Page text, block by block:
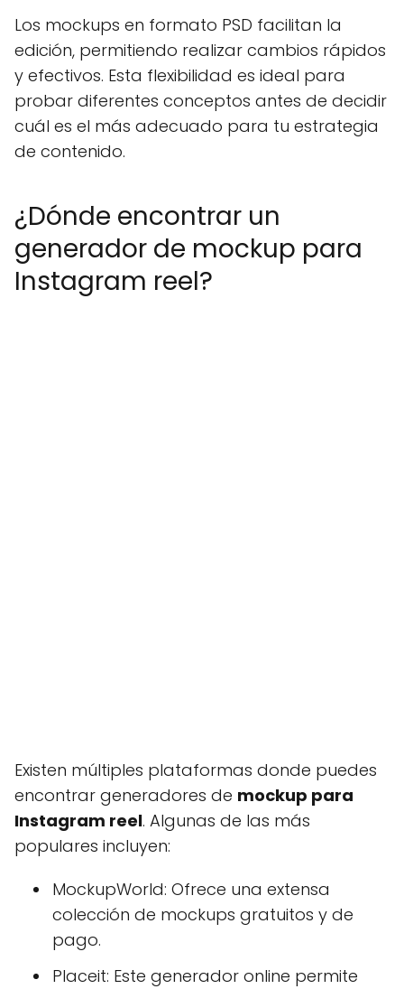
Los mockups en formato PSD facilitan la
edición, permitiendo realizar cambios rápidos
y efectivos. Esta flexibilidad es ideal para
probar diferentes conceptos antes de decidir
cuál es el más adecuado para tu estrategia
de contenido.
¿Dónde encontrar un
generador de mockup para
Instagram reel?
Existen múltiples plataformas donde puedes
encontrar generadores de mockup para
Instagram reel. Algunas de las más
populares incluyen:
MockupWorld: Ofrece una extensa
colección de mockups gratuitos y de
pago.
Placeit: Este generador online permite